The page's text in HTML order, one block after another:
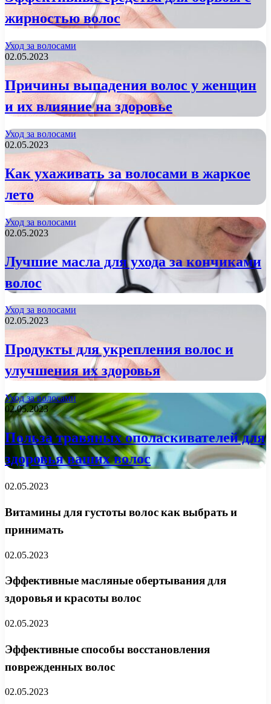
жирностью волос
Уход за волосами
02.05.2023
Причины выпадения волос у женщин
и их влияние на здоровье
Уход за волосами
02.05.2023
Как ухаживать за волосами в жаркое
лето
Уход за волосами
02.05.2023
Лучшие масла для ухода за кончиками
волос
Уход за волосами
02.05.2023
Продукты для укрепления волос и
улучшения их здоровья
Уход за волосами
02.05.2023
Польза травяных ополаскивателей для
здоровья ваших волос
02.05.2023
Витамины для густоты волос как выбрать и
принимать
02.05.2023
Эффективные масляные обертывания для
здоровья и красоты волос
02.05.2023
Эффективные способы восстановления
поврежденных волос
02.05.2023